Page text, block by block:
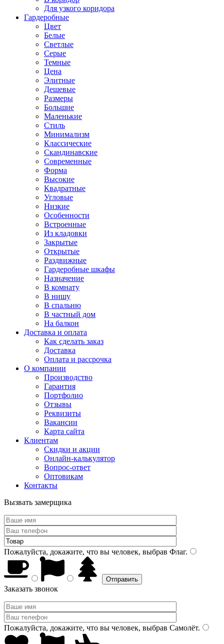
Для узкого коридора
Гардеробные
Цвет
Белые
Светлые
Серые
Темные
Цена
Элитные
Дешевые
Размеры
Большие
Маленькие
Стиль
Минимализм
Классические
Скандинавские
Современные
Форма
Высокие
Квадратные
Угловые
Низкие
Особенности
Встроенные
Из кладовки
Закрытые
Открытые
Раздвижные
Гардеробные шкафы
Назначение
В комнату
В нишу
В спальню
В частный дом
На балкон
Доставка и оплата
Как сделать заказ
Доставка
Оплата и рассрочка
О компании
Производство
Гарантия
Портфолио
Отзывы
Реквизиты
Вакансии
Карта сайта
Клиентам
Скидки и акции
Онлайн-калькулятор
Вопрос-ответ
Оптовикам
Контакты
Вызвать замерщика
Пожалуйста, докажите, что вы человек, выбрав Флаг.
Заказать звонок
Пожалуйста, докажите, что вы человек, выбрав Самолёт.